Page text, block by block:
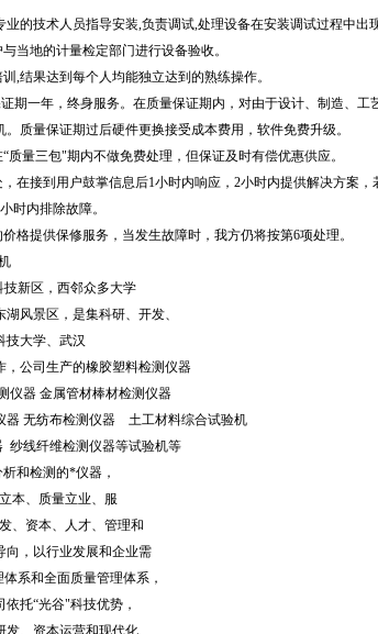
的技术人员指导安装,负责调试,处理设备在安装调试过程中出
当地的计量检定部门进行设备验收。
,结果达到每个人均能独立达到的熟练操作。
期一年，终身服务。在质量保证期内，对由于设计、制造、工
质量保证期过后硬件更换接受成本费用，软件免费升级。
质量三包"期内不做免费处理，但保证及时有偿优惠供应。
在接到用户鼓掌信息后1小时内响应，2小时内提供解决方案
时内排除故障。
格提供保修服务，当发生故障时，我方仍将按第6项处理。
新区，西邻众多大学
风景区，是集科研、开发、
技大学、武汉
，公司生产的橡胶塑料检测仪器
器 金属管材棒材检测仪器
无纺布检测仪器 土工材料综合试验机
纱线纤维检测仪器等试验机等
和检测的*仪器，
本、质量立业、服
、资本、人才、管理和
向，以行业发展和企业需
系和全面质量管理体系，
托“光谷"科技优势，
发、资本运营和现代化